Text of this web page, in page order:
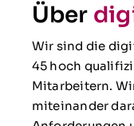
Über
Wir sind die
45 hoch
Mitarbeitern.
miteinander